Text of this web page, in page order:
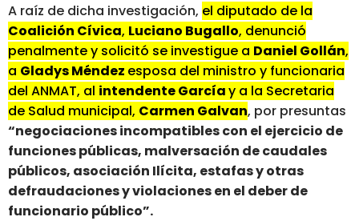
A raíz de dicha investigación, el diputado de la
Coalición Cívica, Luciano Bugallo, denunció
penalmente y solicitó se investigue a Daniel Gollán,
a Gladys Méndez esposa del ministro y funcionaria
del ANMAT, al intendente Garcíay a la Secretaria
de Salud municipal, Carmen Galvan, por presuntas
“negociaciones incompatibles con el ejercicio de
funciones públicas, malversación de caudales
públicos, asociación Ilícita, estafas y otras
defraudaciones y violaciones en el deber de
funcionario público”.